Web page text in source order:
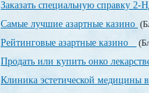
Заказать специальную справку
Самые лучшие азартные казино
Рейтинговые азартные казино
Продать или купить онко
Клиника эстетической медицины